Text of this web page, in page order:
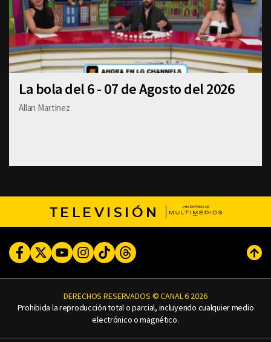
La bola del 6 - 07 de Agosto del 2026
Allan Martinez
TELEVISIÓN
FacebookTwitterYoutubeInstagram
TikTokThreads
DERECHOS RESERVADOS © CANAL 6 2026
Prohibida la reproducción total o parcial, incluyendo cualquier medio
electrónico o magnético.